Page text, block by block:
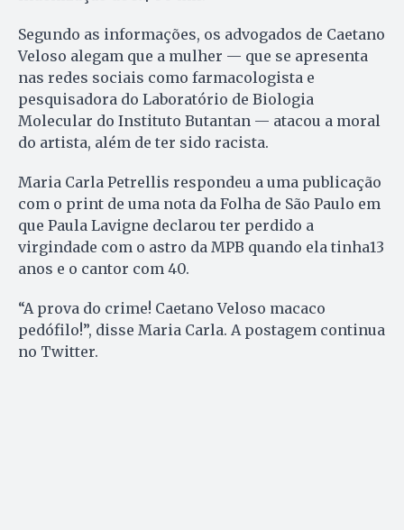
Segundo as informações, os advogados de Caetano
Veloso alegam que a mulher — que se apresenta
nas redes sociais como farmacologista e
pesquisadora do Laboratório de Biologia
Molecular do Instituto Butantan — atacou a moral
do artista, além de ter sido racista.
Maria Carla Petrellis respondeu a uma publicação
com o print de uma nota da Folha de São Paulo em
que Paula Lavigne declarou ter perdido a
virgindade com o astro da MPB quando ela tinha13
anos e o cantor com 40.
“A prova do crime! Caetano Veloso macaco
pedófilo!”, disse Maria Carla. A postagem continua
no Twitter.